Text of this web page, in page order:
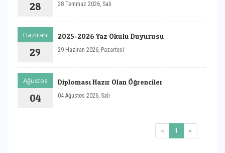
28 28 Temmuz 2026, Salı
Haziran
29
2025-2026 Yaz Okulu Duyurusu
29 Haziran 2026, Pazartesi
Ağustos
04
Diploması Hazır Olan Öğrenciler
04 Ağustos 2026, Salı
« 1 (current)
»